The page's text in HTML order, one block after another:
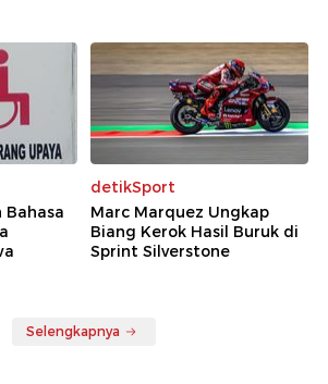
detikSport
Marc Marquez Ungkap
Biang Kerok Hasil Buruk di
Sprint Silverstone
Selengkapnya